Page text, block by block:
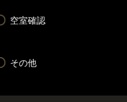
空室確認
その他